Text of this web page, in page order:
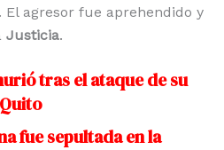
El agresor fue aprehendido y
Justicia.
tras el ataque de su
fue sepultada en la